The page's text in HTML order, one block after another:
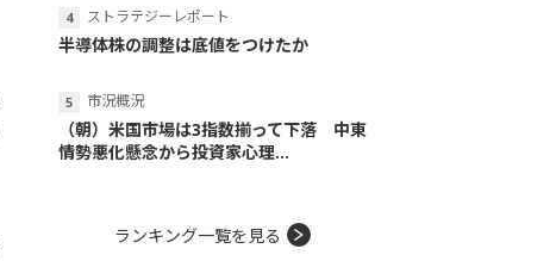
ストラテジーレポート
半導体株の調整は底値をつけたか
市況概況
（朝）米国市場は3指数揃って下落 中東
情勢悪化懸念から投資家心理...
ランキング一覧を見る